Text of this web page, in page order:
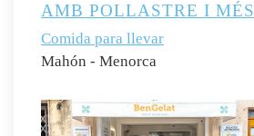
AMB POLLASTRE I MÉS
Comida para llevar
Mahón - Menorca